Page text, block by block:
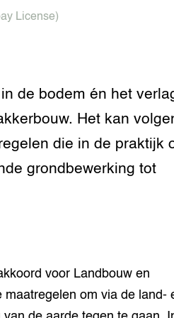
License)
de bodem én het
Het kan
die in de praktijk
grondbewerking tot
voor Landbouw en
maatregelen om via de land-